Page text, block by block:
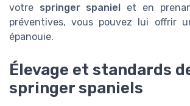
votre springer spaniel
et en
préventives, vous pouvez lui offrir
épanouie.
Élevage et standards
springer spaniels